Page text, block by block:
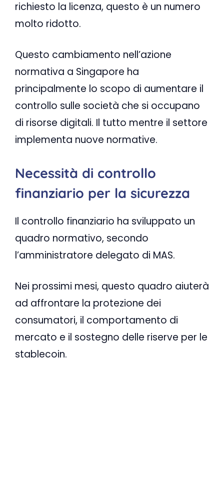
richiesto la licenza, questo è un numero
molto ridotto.
Questo cambiamento nell’azione
normativa a Singapore ha
principalmente lo scopo di aumentare il
controllo sulle società che si occupano
di risorse digitali. Il tutto mentre il settore
implementa nuove normative.
Necessità di controllo
finanziario per la sicurezza
Il controllo finanziario ha sviluppato un
quadro normativo, secondo
l’amministratore delegato di MAS.
Nei prossimi mesi, questo quadro aiuterà
ad affrontare la protezione dei
consumatori, il comportamento di
mercato e il sostegno delle riserve per le
stablecoin.